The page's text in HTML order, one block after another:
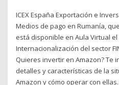
ICEX España Exportación e
Medios de pago en Rumanía,
está disponible en Aula Virtual
Internacionalización del sector
Quieres invertir en Amazon? Te
detalles y características de la
Amazon y cómo operar con